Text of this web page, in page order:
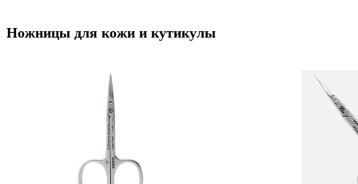
Ножницы для кожи и кутикулы